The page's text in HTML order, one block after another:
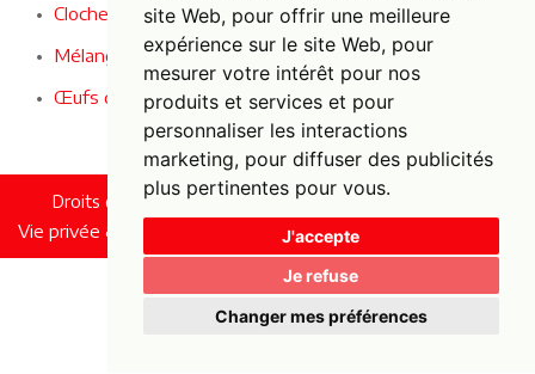
site Web, pour offrir une meilleure
expérience sur le site Web, pour
mesurer votre intérêt pour nos
produits et services et pour
personnaliser les interactions
marketing, pour diffuser des publicités
plus pertinentes pour vous.
J'accepte
Je refuse
Changer mes préférences
Cloche de vélo décorative
Mélange d'œufs de Pâques décoratifs
Œufs de Pâques décoratifs
Droits d'auteur © 2022 Foxy Fun. Tous droits réservés.
Vie privée & Cookies | UP-TO-DATE WebDesign